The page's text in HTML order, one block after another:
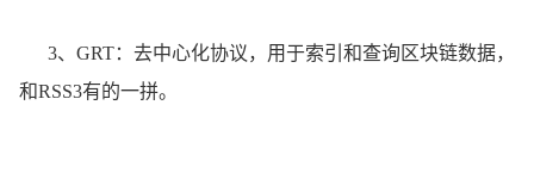
3、GRT：去中心化协议，用于索引和查询区块链数据，
和RSS3有的一拼。